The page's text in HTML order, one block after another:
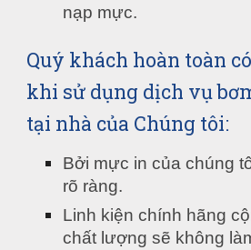
nạp mực.
Quý khách hoàn toàn
khi sử dụng dịch vụ
tại nhà của Chúng tôi:
Bởi mực in của chúng
rõ ràng.
Linh kiện chính hãng
chất lượng sẽ không